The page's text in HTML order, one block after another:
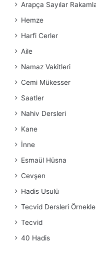
Arapça Sayılar
Hemze
Harfi Cerler
Aile
Namaz Vakitleri
Cemi Mükesser
Saatler
Nahiv Dersleri
Kane
İnne
Esmaül Hüsna
Cevşen
Hadis Usulü
Tecvid Dersleri
Tecvid
40 Hadis